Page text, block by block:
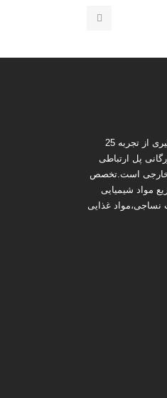
با بهره گیری از تجربه 25
پل ارتباطی
و خارجی است.تخصص
مواد شیمیایی
نساجی،مواد غذایی